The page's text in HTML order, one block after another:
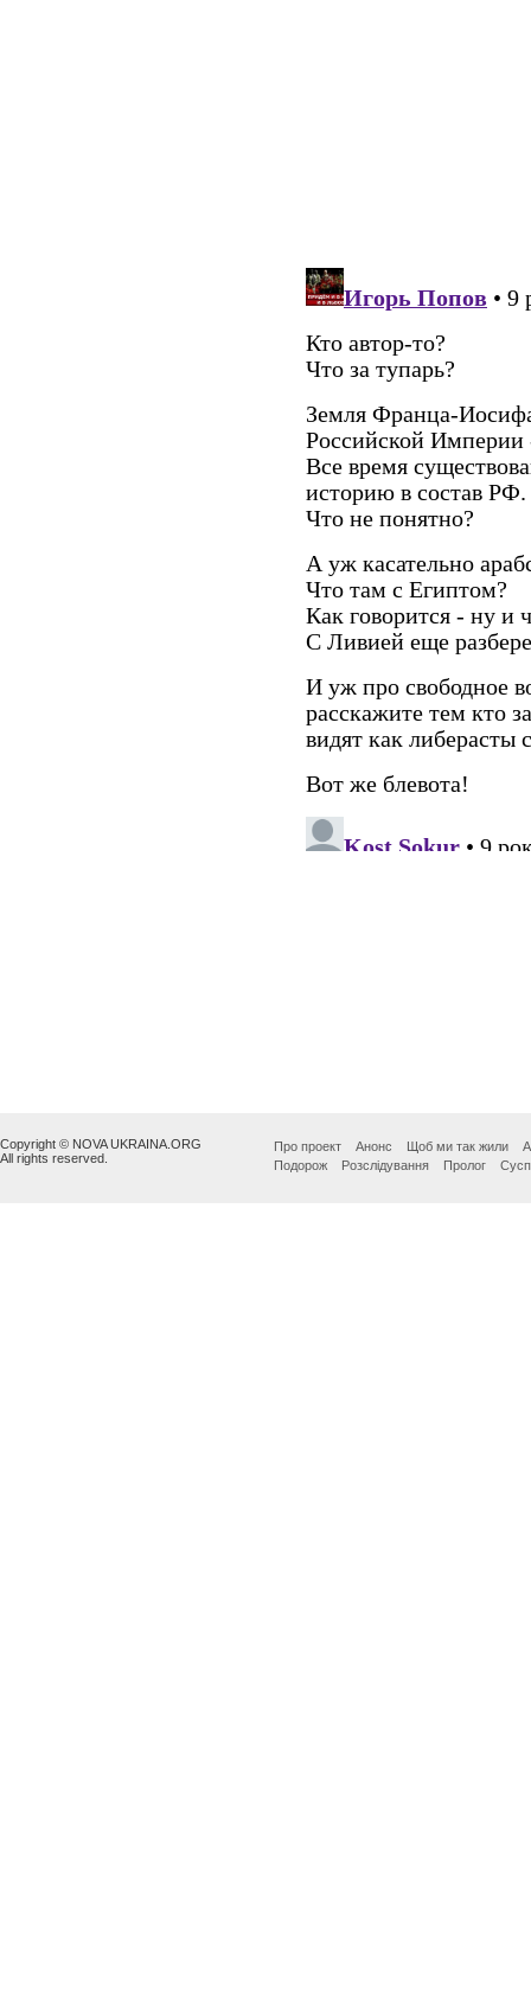
Copyright © NOVA UKRAINA.ORG
All rights reserved.
Про проект Анонс Щоб ми так жили
Подорож
Розслідування Пролог